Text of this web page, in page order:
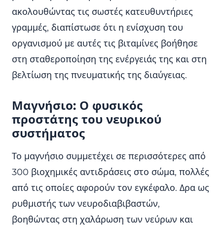
ακολουθώντας τις σωστές κατευθυντήριες
γραμμές, διαπίστωσε ότι η ενίσχυση του
οργανισμού με αυτές τις βιταμίνες βοήθησε
στη σταθεροποίηση της ενέργειάς της και στη
βελτίωση της πνευματικής της διαύγειας.
Μαγνήσιο: Ο φυσικός
προστάτης του νευρικού
συστήματος
Το μαγνήσιο συμμετέχει σε περισσότερες από
300 βιοχημικές αντιδράσεις στο σώμα, πολλές
από τις οποίες αφορούν τον εγκέφαλο. Δρα ως
ρυθμιστής των νευροδιαβιβαστών,
βοηθώντας στη χαλάρωση των νεύρων και